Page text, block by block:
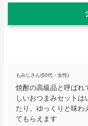
もみじさん(50代・女性)
焼酎の高級品と呼ばれ
しいおつまみセットは
たり。ゆっくりと味わ
てもらえます